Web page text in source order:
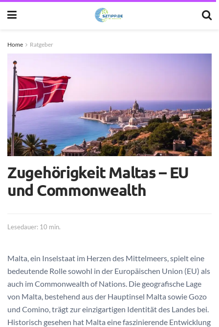
Home Ratgeber
Zugehörigkeit Maltas – EU
und Commonwealth
Lesedauer: 10 min.
Malta, ein Inselstaat im Herzen des Mittelmeers, spielt eine
bedeutende Rolle sowohl in der Europäischen Union (EU) als
auch im Commonwealth of Nations. Die geografische Lage
von Malta, bestehend aus der Hauptinsel Malta sowie Gozo
und Comino, trägt zur einzigartigen Identität des Landes bei.
Historisch gesehen hat Malta eine faszinierende Entwicklung